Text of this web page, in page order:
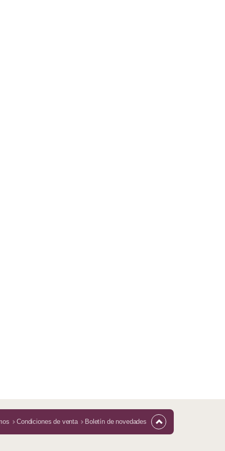
Condiciones de venta Boletín de novedades